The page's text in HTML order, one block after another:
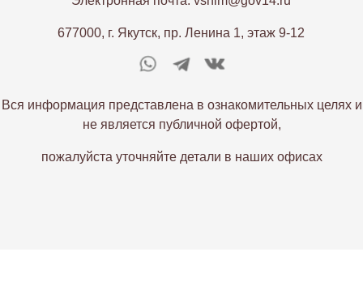
677000, г. Якутск, пр. Ленина 1, этаж 9-12
Вся информация представлена в ознакомительных целях и
не является публичной офертой,
пожалуйста уточняйте детали в наших офисах